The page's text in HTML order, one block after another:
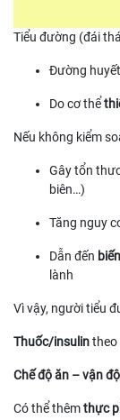
Tiểu đường (đái
Đường huyết
Do cơ thể
Nếu không kiểm
Gây tổn
biên…)
Tăng nguy
Dẫn đến
lành
Vì vậy, người tiểu
Thuốc/insulintheo
Chế độ ăn – vận
Có thể thêmthực